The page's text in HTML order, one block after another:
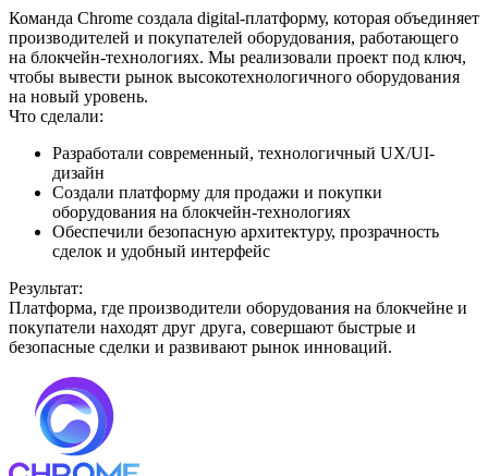
Команда Chrome создала digital-платформу, которая объединяет
производителей и покупателей оборудования, работающего
на блокчейн-технологиях. Мы реализовали проект под ключ,
чтобы вывести рынок высокотехнологичного оборудования
на новый уровень.
Что сделали:
Разработали современный, технологичный UX/UI-
дизайн
Создали платформу для продажи и покупки
оборудования на блокчейн-технологиях
Обеспечили безопасную архитектуру, прозрачность
сделок и удобный интерфейс
Результат:
Платформа, где производители оборудования на блокчейне и
покупатели находят друг друга, совершают быстрые и
безопасные сделки и развивают рынок инноваций.